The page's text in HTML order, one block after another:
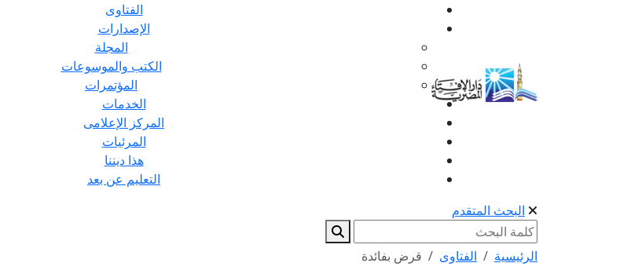
الفتاوى
الإصدارات
المجلة
الكتب والموسوعات
المؤتمرات
الخدمات
المركز الإعلامى
المرئيات
هذا ديننا
التعليم عن بعد
البحث المتقدم
الرئيسية الفتاوى قرض بفائدة